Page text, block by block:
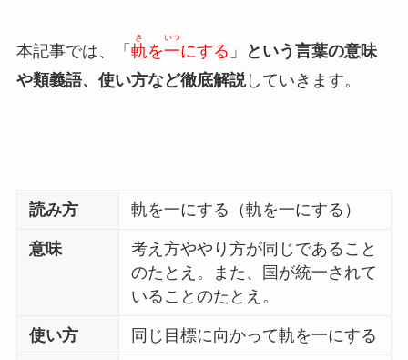
本記事では、「 軌
き
を一
いつ
にする 」
という言葉の意味
や類義語、使い方など徹底解説していきます。
読み方 軌を一にする（軌を一にする）
意味
考え方ややり方が同じであること
のたとえ。また、国が統一されて
いることのたとえ。
使い方 同じ目標に向かって軌を一にする